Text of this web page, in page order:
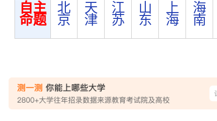
自主
命题
北
京
天
津
江
苏
山
东
上
海
海
南